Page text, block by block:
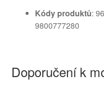
Kódy produktů:
9800777280
Doporučení k